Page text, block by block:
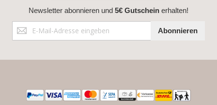
Newsletter abonnieren und 5€ Gutschein erhalten!
Anmeldung
zum
Abonnieren